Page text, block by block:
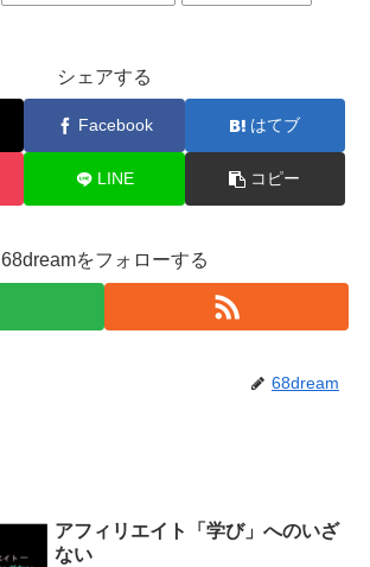
シェアする
Facebook はてブ
LINE コピー
68dreamをフォローする
68dream
アフィリエイト「学び」へのいざ
ない